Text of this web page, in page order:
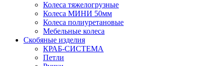
Колеса тяжелогрузные
Колеса МИНИ 50мм
Колеса полиуретановые
Мебельные колеса
Скобяные изделия
КРАБ-СИСТЕМА
Петли